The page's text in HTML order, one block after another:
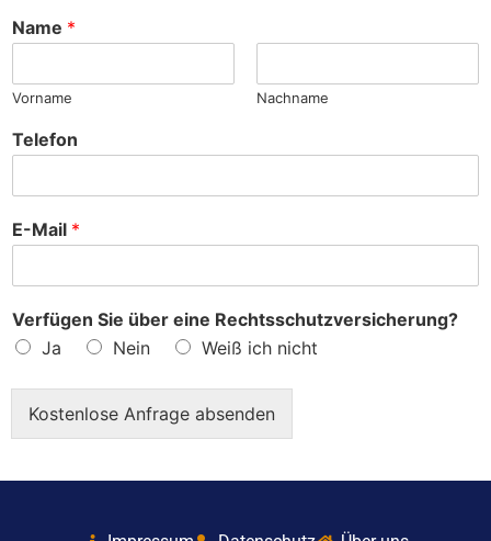
e
Name *
Vorname Nachname
Telefon
E-Mail *
Verfügen Sie über eine Rechtsschutzversicherung?
Ja
Nein Weiß ich nicht
Kostenlose Anfrage absenden